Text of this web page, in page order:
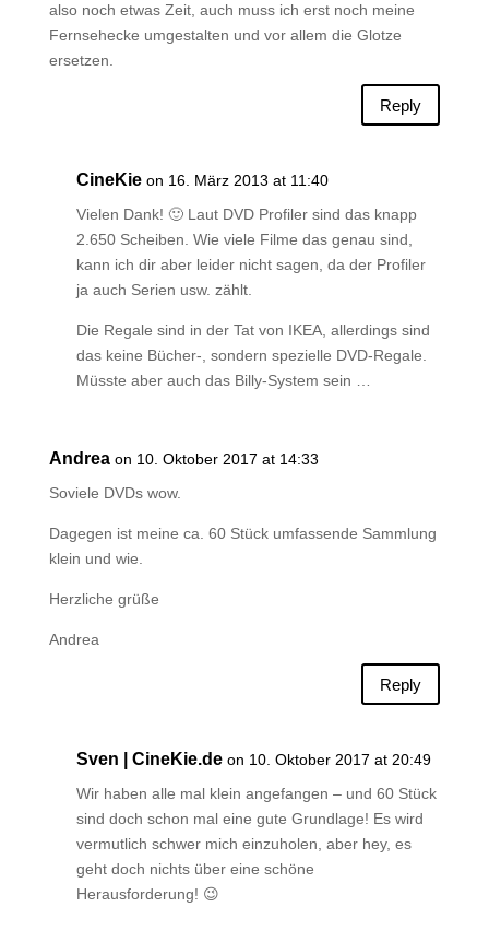
also noch etwas Zeit, auch muss ich erst noch meine
Fernsehecke umgestalten und vor allem die Glotze
ersetzen.
Reply
CineKie on 16. März 2013 at 11:40
Vielen Dank! 🙂 Laut DVD Profiler sind das knapp
2.650 Scheiben. Wie viele Filme das genau sind,
kann ich dir aber leider nicht sagen, da der Profiler
ja auch Serien usw. zählt.
Die Regale sind in der Tat von IKEA, allerdings sind
das keine Bücher-, sondern spezielle DVD-Regale.
Müsste aber auch das Billy-System sein …
Andrea on 10. Oktober 2017 at 14:33
Soviele DVDs wow.
Dagegen ist meine ca. 60 Stück umfassende Sammlung
klein und wie.
Herzliche grüße
Andrea
Reply
Sven | CineKie.de on 10. Oktober 2017 at 20:49
Wir haben alle mal klein angefangen – und 60 Stück
sind doch schon mal eine gute Grundlage! Es wird
vermutlich schwer mich einzuholen, aber hey, es
geht doch nichts über eine schöne
Herausforderung! 😉